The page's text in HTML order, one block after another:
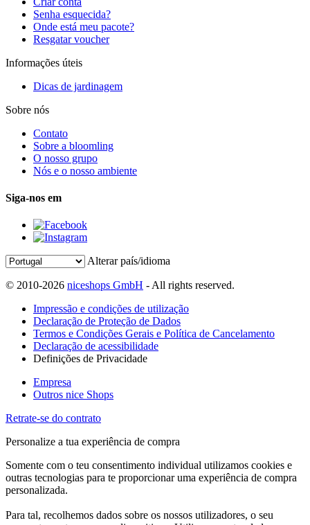
Senha esquecida?
Onde está meu pacote?
Resgatar voucher
Informações úteis
Dicas de jardinagem
Sobre nós
Contato
Sobre a bloomling
O nosso grupo
Nós e o nosso ambiente
Siga-nos em
Alterar país/idioma
© 2010-2026 niceshops GmbH - All rights reserved.
Impressão e condições de utilização
Declaração de Proteção de Dados
Termos e Condições Gerais e Política de Cancelamento
Declaração de acessibilidade
Definições de Privacidade
Empresa
Outros nice Shops
Retrate-se do contrato
Personalize a tua experiência de compra
Somente com o teu consentimento individual utilizamos cookies e
outras tecnologias para te proporcionar uma experiência de compra
personalizada.
Para tal, recolhemos dados sobre os nossos utilizadores, o seu